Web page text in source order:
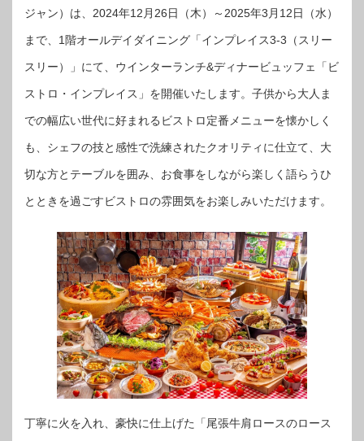
ジャン）は、2024年12月26日（木）～2025年3月12日（水）
まで、1階オールデイダイニング「インプレイス3-3（スリー
スリー）」にて、ウインターランチ&ディナービュッフェ「ビ
ストロ・インプレイス」を開催いたします。子供から大人ま
での幅広い世代に好まれるビストロ定番メニューを懐かしく
も、シェフの技と感性で洗練されたクオリティに仕立て、大
切な方とテーブルを囲み、お食事をしながら楽しく語らうひ
とときを過ごすビストロの雰囲気をお楽しみいただけます。
丁寧に火を入れ、豪快に仕上げた「尾張牛肩ロースのロース